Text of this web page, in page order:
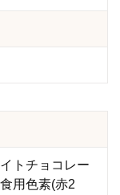
トチョコレー
用色素(赤2